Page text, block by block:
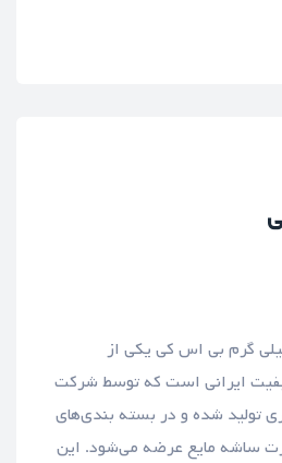
ال آرژنین 1000 میلی گرم بی اس کی یکی از
ایرانی است که توسط شرکت
تولید شده و در بسته بندی‌های
ساشه مایع عرضه می‌شود. این